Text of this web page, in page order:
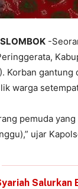
-
Korban
warga
pemuda
ujar